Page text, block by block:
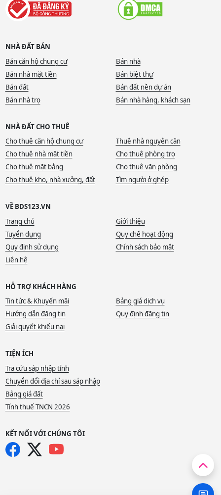
NHÀ ĐẤT BÁN
Bán căn hộ chung cư
Bán nhà
Bán nhà mặt tiền
Bán biệt thự
Bán đất
Bán đất nền dự án
Bán nhà trọ
Bán nhà hàng, khách sạn
NHÀ ĐẤT CHO THUÊ
Cho thuê căn hộ chung cư
Thuê nhà nguyên căn
Cho thuê nhà mặt tiền
Cho thuê phòng trọ
Cho thuê mặt bằng
Cho thuê văn phòng
Cho thuê kho, nhà xưởng, đất
Tìm người ở ghép
VỀ BDS123.VN
Trang chủ
Giới thiệu
Tuyển dụng
Quy chế hoạt động
Quy định sử dụng
Chính sách bảo mật
Liên hệ
HỖ TRỢ KHÁCH HÀNG
Tin tức & Khuyến mãi
Bảng giá dịch vụ
Hướng dẫn đăng tin
Quy định đăng tin
Giải quyết khiếu nại
TIỆN ÍCH
Tra cứu sáp nhập tỉnh
Chuyển đổi địa chỉ sau sáp nhập
Bảng giá đất
Tính thuế TNCN 2026
KẾT NỐI VỚI CHÚNG TÔI